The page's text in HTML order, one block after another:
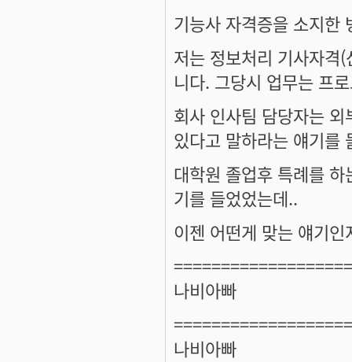
기능사 자격증을 소지한
저는 정보처리 기사자격
니다. 그당시 업무는 프
회사 인사팀 담당자는
있다고 말하라는 얘기를
대학원 졸업후 특례를
기를 들었었는데..
이젠 어떤게 맞는 얘기
나비아빠
나비아빠